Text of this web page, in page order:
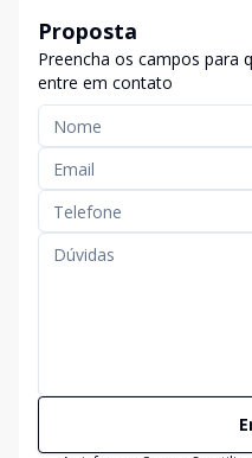
Proposta
Preencha os campos para
entre em contato